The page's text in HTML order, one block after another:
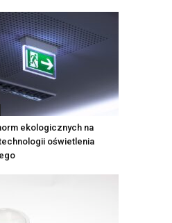
ekologicznych na
oświetlenia